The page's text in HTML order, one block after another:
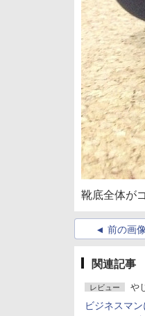
靴底全体が
前の画像
関連記事
レビュー や
ビジネスマ